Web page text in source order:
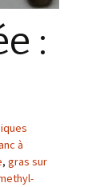
:
à
, gras sur